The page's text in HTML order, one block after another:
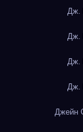
Дж.
Дж.
Дж.
Дж.
Джейн